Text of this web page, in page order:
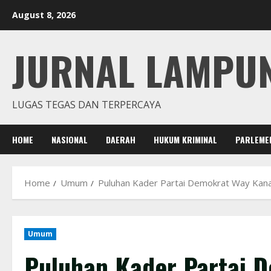
August 8, 2026
JURNAL
LUGAS TEGAS DAN TERPERCAYA
HOME NASIONAL DAERAH HUKUM KRIMINAL
Home Umum Puluhan Kader Partai Demokrat Way
Umum